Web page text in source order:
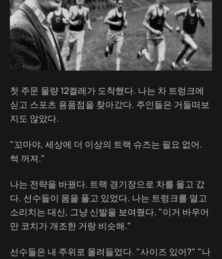
첫 주문 물량 12켤레가 도착했다. 나는 차 트렁크에
싣고 스포츠 용품점을 찾아갔다. 주인들은 거들떠보
지도 않았다.
"꼬마야, 세상에 더 이상의 트랙 슈즈는 필요 없어.
썩 꺼져."
나는 전략을 바꿨다. 트랙 경기장으로 차를 몰고 갔
다. 선수들이 몸을 풀고 있었다. 나는 트렁크를 열고
소리치는 대신, 그냥 신발을 보여줬다. "이거 바우어
만 코치가 개조한 거랑 비슷해."
선수들은 내 주위로 몰려들었다. "사이즈 있어?" "나